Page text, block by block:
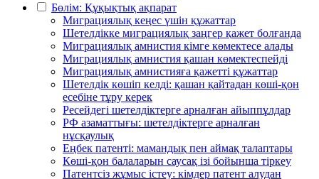
Бөлім: Құқықтық ақпарат
Миграциялық кеңес үшін құжаттар
Шетелдікке миграциялық заңгер қажет болғанда
Миграциялық амнистия кімге көмектесе алады
Миграциялық амнистия қашан көмектеспейді
Миграциялық амнистияға қажетті құжаттар
Шетелдік көшіп келді: қашан қайтадан көші-қон
есебіне тұру керек
Ресейдегі шетелдіктерге арналған айыппұлдар
РФ азаматтығы: шетелдіктерге арналған
нұсқаулық
Еңбек патенті: мамандық пен аймақ талаптары
Көші-қон балаларын саусақ ізі бойынша тіркеу
Патентсіз жұмыс істеу: кімдер патент алудан